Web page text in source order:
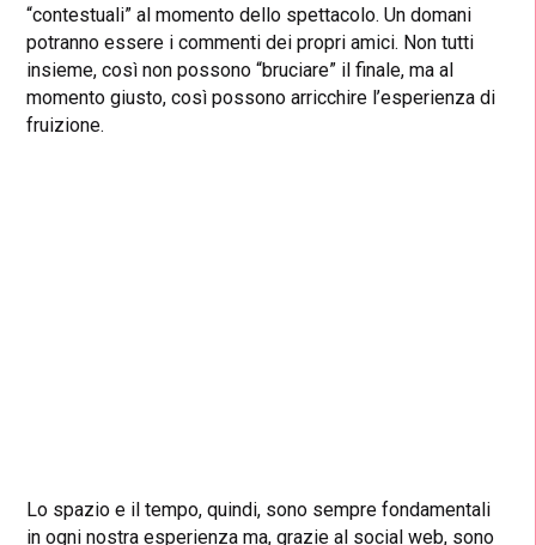
“contestuali” al momento dello spettacolo. Un domani
potranno essere i commenti dei propri amici. Non tutti
insieme, così non possono “bruciare” il finale, ma al
momento giusto, così possono arricchire l’esperienza di
fruizione.
Lo spazio e il tempo, quindi, sono sempre fondamentali
in ogni nostra esperienza ma, grazie al social web, sono